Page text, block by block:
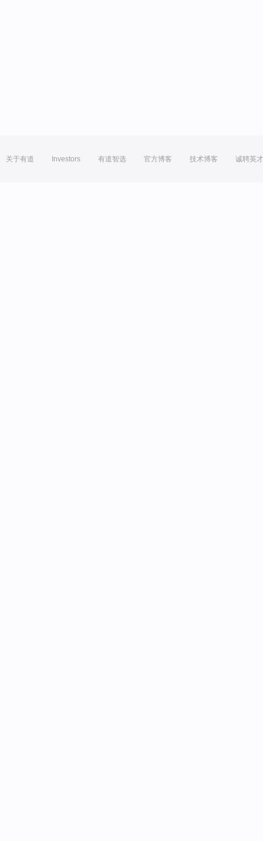
关于有道 Investors 有道智选 官方博客 技术博客 诚聘英才